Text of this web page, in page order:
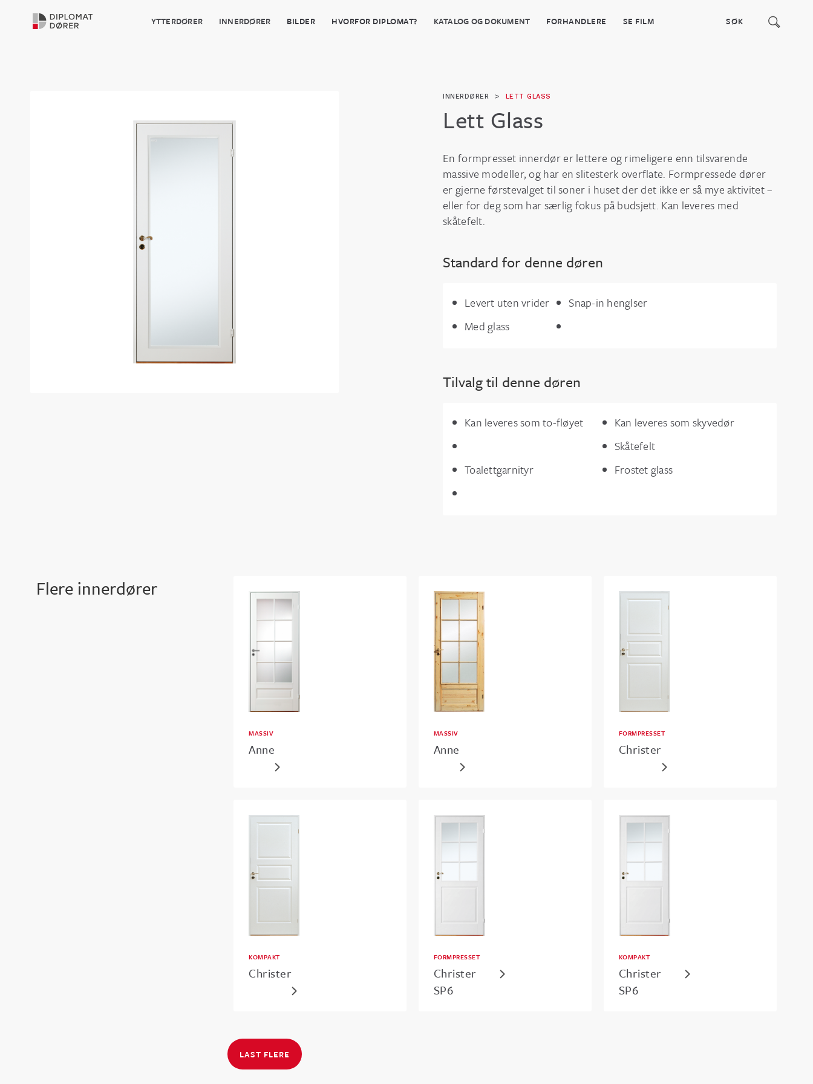
YTTERDØRER INNERDØRER BILDER HVORFOR DIPLOMAT? KATALOG OG DOKUMENT FORHANDLERE SE FILM
INNERDØRER > LETT GLASS
Lett Glass
En formpresset innerdør er lettere og rimeligere enn tilsvarende
massive modeller, og har en slitesterk overflate. Formpressede dører
er gjerne førstevalget til soner i huset der det ikke er så mye aktivitet –
eller for deg som har særlig fokus på budsjett. Kan leveres med
skåtefelt.
Standard for denne døren
Levert uten vrider
Snap-in henglser
Med glass
Tilvalg til denne døren
Kan leveres som to-fløyet
Kan leveres som skyvedør
Skåtefelt
Toalettgarnityr
Frostet glass
Flere innerdører
MASSIV
Anne
MASSIV
Anne
FORMPRESSET
Christer
KOMPAKT
Christer
FORMPRESSET
Christer
SP6
KOMPAKT
Christer
SP6
LAST FLERE